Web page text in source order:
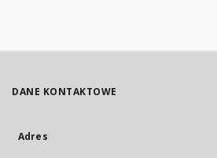
DANE KONTAKTOWE
Adres